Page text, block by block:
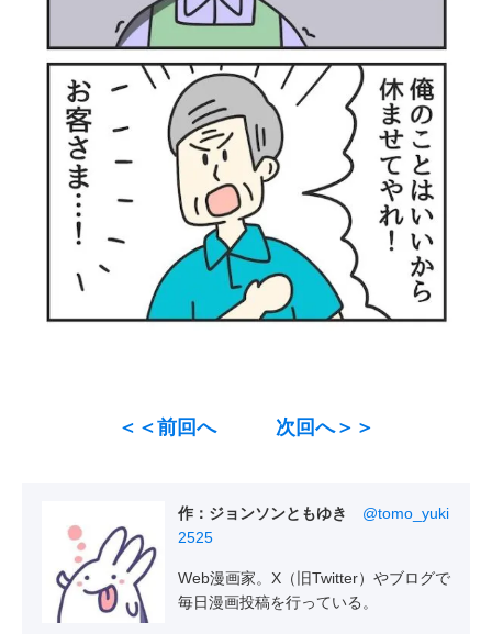
＜＜前回へ 次回へ＞＞
作：ジョンソンともゆき
@tomo_yuki
2525
Web漫画家。X（旧Twitter）やブログで
毎日漫画投稿を行っている。